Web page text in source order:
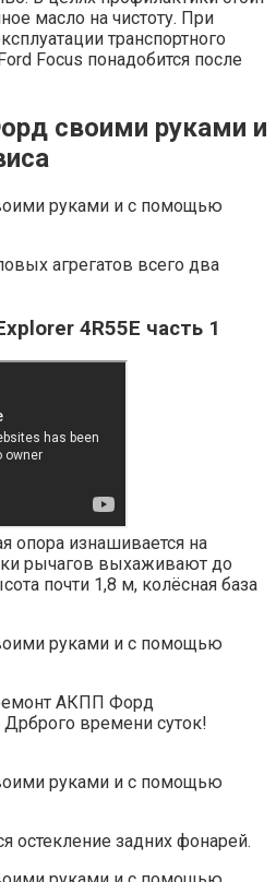
масло на чистоту. При
транспортного
Focus понадобится после
своими руками и
агрегатов всего два
4R55E часть 1
опора изнашивается на
рычагов выхаживают до
почти 1,8 м, колёсная база
АКПП Форд
времени суток!
остекление задних фонарей.